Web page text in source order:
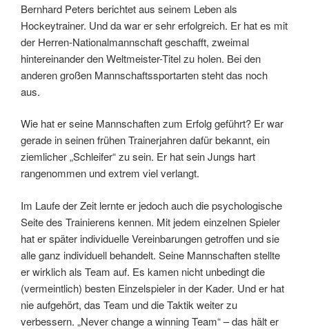
Bernhard Peters berichtet aus seinem Leben als
Hockeytrainer. Und da war er sehr erfolgreich. Er hat es mit
der Herren-Nationalmannschaft geschafft, zweimal
hintereinander den Weltmeister-Titel zu holen. Bei den
anderen großen Mannschaftssportarten steht das noch
aus.
Wie hat er seine Mannschaften zum Erfolg geführt? Er war
gerade in seinen frühen Trainerjahren dafür bekannt, ein
ziemlicher „Schleifer“ zu sein. Er hat sein Jungs hart
rangenommen und extrem viel verlangt.
Im Laufe der Zeit lernte er jedoch auch die psychologische
Seite des Trainierens kennen. Mit jedem einzelnen Spieler
hat er später individuelle Vereinbarungen getroffen und sie
alle ganz individuell behandelt. Seine Mannschaften stellte
er wirklich als Team auf. Es kamen nicht unbedingt die
(vermeintlich) besten Einzelspieler in der Kader. Und er hat
nie aufgehört, das Team und die Taktik weiter zu
verbessern. „Never change a winning Team“ – das hält er